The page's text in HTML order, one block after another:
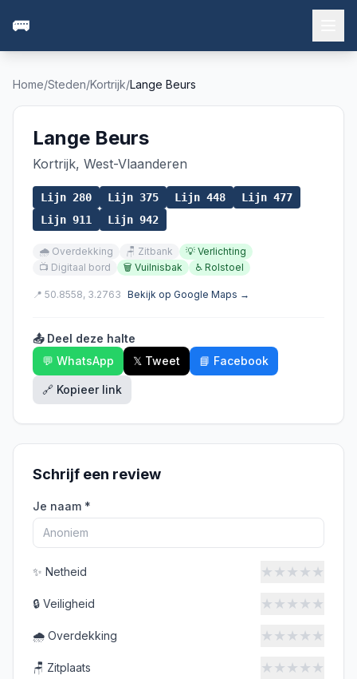
🚌
Home/Steden/Kortrijk/Lange Beurs
Lange Beurs
Kortrijk, West-Vlaanderen
Lijn 280 Lijn 375 Lijn 448 Lijn 477
Lijn 911 Lijn 942
🌧️ Overdekking 🪑 Zitbank 💡 Verlichting
📺 Digitaal bord 🗑️ Vuilnisbak ♿ Rolstoel
📍 50.8558, 3.2763 Bekijk op Google Maps →
📤 Deel deze halte
💬 WhatsApp
𝕏 Tweet 📘 Facebook
🔗 Kopieer link
Schrijf een review
Je naam *
✨ Netheid ★★★★★
🔒 Veiligheid ★★★★★
🌧️ Overdekking ★★★★★
🪑 Zitplaats ★★★★★